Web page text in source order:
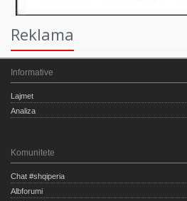
Reklama
Informative
Lajmet
Analiza
Komunitete
Chat #shqiperia
Albforumi